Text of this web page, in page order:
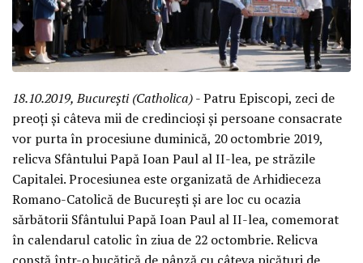
18.10.2019, București (Catholica)- Patru Episcopi, zeci de
preoți și câteva mii de credincioși și persoane consacrate
vor purta în procesiune duminică, 20 octombrie 2019,
relicva Sfântului Papă Ioan Paul al II-lea, pe străzile
Capitalei. Procesiunea este organizată de Arhidieceza
Romano-Catolică de București și are loc cu ocazia
sărbătorii Sfântului Papă Ioan Paul al II-lea, comemorat
în calendarul catolic în ziua de 22 octombrie. Relicva